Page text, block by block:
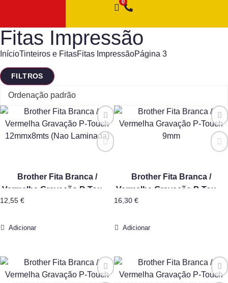
Fitas Impressão
InícioTinteiros e FitasFitas ImpressãoPágina 3
FILTROS
Brother Fita Branca /
Vermelha Gravação P-Touch
12mmx8mts (Nao Laminada)
12,55 €
Adicionar
Brother Fita Branca /
Vermelha Gravação P-Touch
16,30 €
Adicionar